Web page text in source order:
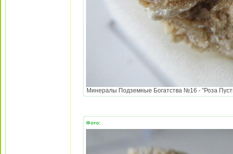
Минералы Подземные Богатства №16 - "Роза
Фото: